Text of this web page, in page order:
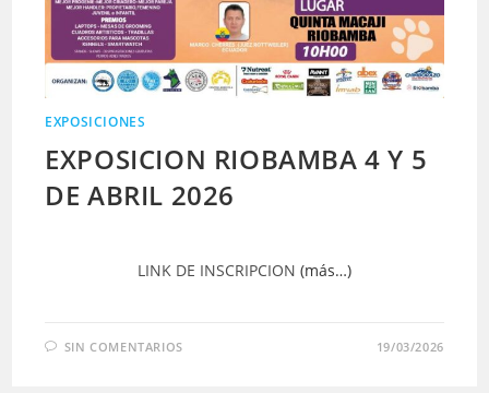
EXPOSICIONES
EXPOSICION RIOBAMBA 4 Y 5
DE ABRIL 2026
LINK DE INSCRIPCION (más…)
SIN COMENTARIOS 19/03/2026